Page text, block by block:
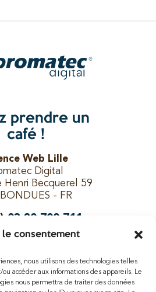
consentement
nous utilisons des technologies telles
accéder aux informations des appareils. Le
nous permettra de traiter des données
prendre un
café !
Web Lille
Digital
Henri Becquerel 59
- FR
03 20 700 711
nous !